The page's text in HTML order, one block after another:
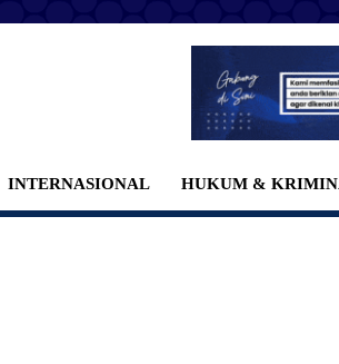
INTERNASIONAL HUKUM &